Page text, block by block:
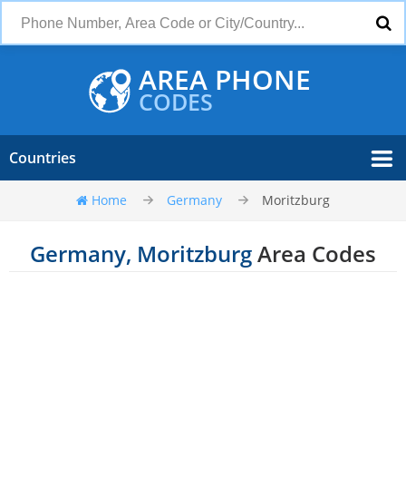
AREA PHONE
CODES
Countries
Home Germany Moritzburg
Germany, MoritzburgArea Codes